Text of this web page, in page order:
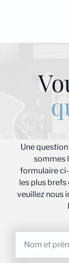
Une
sommes
formulaire
les plus
veuillez nous